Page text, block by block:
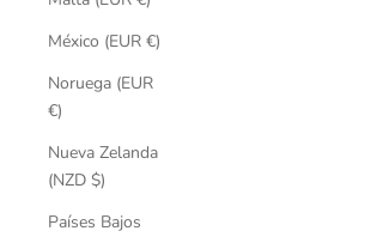
México (EUR €)
Noruega (EUR
€)
Nueva Zelanda
(NZD $)
Países Bajos